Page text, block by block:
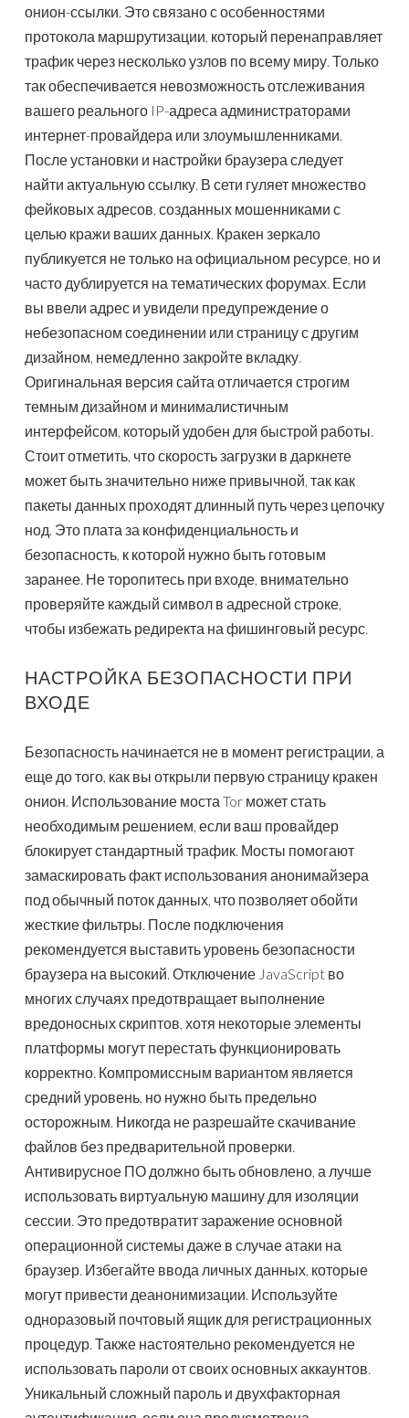
онион-ссылки. Это связано с особенностями
протокола маршрутизации, который перенаправляет
трафик через несколько узлов по всему миру. Только
так обеспечивается невозможность отслеживания
вашего реального IP-адреса администраторами
интернет-провайдера или злоумышленниками.
После установки и настройки браузера следует
найти актуальную ссылку. В сети гуляет множество
фейковых адресов, созданных мошенниками с
целью кражи ваших данных. Кракен зеркало
публикуется не только на официальном ресурсе, но и
часто дублируется на тематических форумах. Если
вы ввели адрес и увидели предупреждение о
небезопасном соединении или страницу с другим
дизайном, немедленно закройте вкладку.
Оригинальная версия сайта отличается строгим
темным дизайном и минималистичным
интерфейсом, который удобен для быстрой работы.
Стоит отметить, что скорость загрузки в даркнете
может быть значительно ниже привычной, так как
пакеты данных проходят длинный путь через цепочку
нод. Это плата за конфиденциальность и
безопасность, к которой нужно быть готовым
заранее. Не торопитесь при входе, внимательно
проверяйте каждый символ в адресной строке,
чтобы избежать редиректа на фишинговый ресурс.
НАСТРОЙКА БЕЗОПАСНОСТИ ПРИ
ВХОДЕ
Безопасность начинается не в момент регистрации, а
еще до того, как вы открыли первую страницу кракен
онион. Использование моста Tor может стать
необходимым решением, если ваш провайдер
блокирует стандартный трафик. Мосты помогают
замаскировать факт использования анонимайзера
под обычный поток данных, что позволяет обойти
жесткие фильтры. После подключения
рекомендуется выставить уровень безопасности
браузера на высокий. Отключение JavaScript во
многих случаях предотвращает выполнение
вредоносных скриптов, хотя некоторые элементы
платформы могут перестать функционировать
корректно. Компромиссным вариантом является
средний уровень, но нужно быть предельно
осторожным. Никогда не разрешайте скачивание
файлов без предварительной проверки.
Антивирусное ПО должно быть обновлено, а лучше
использовать виртуальную машину для изоляции
сессии. Это предотвратит заражение основной
операционной системы даже в случае атаки на
браузер. Избегайте ввода личных данных, которые
могут привести деанонимизации. Используйте
одноразовый почтовый ящик для регистрационных
процедур. Также настоятельно рекомендуется не
использовать пароли от своих основных аккаунтов.
Уникальный сложный пароль и двухфакторная